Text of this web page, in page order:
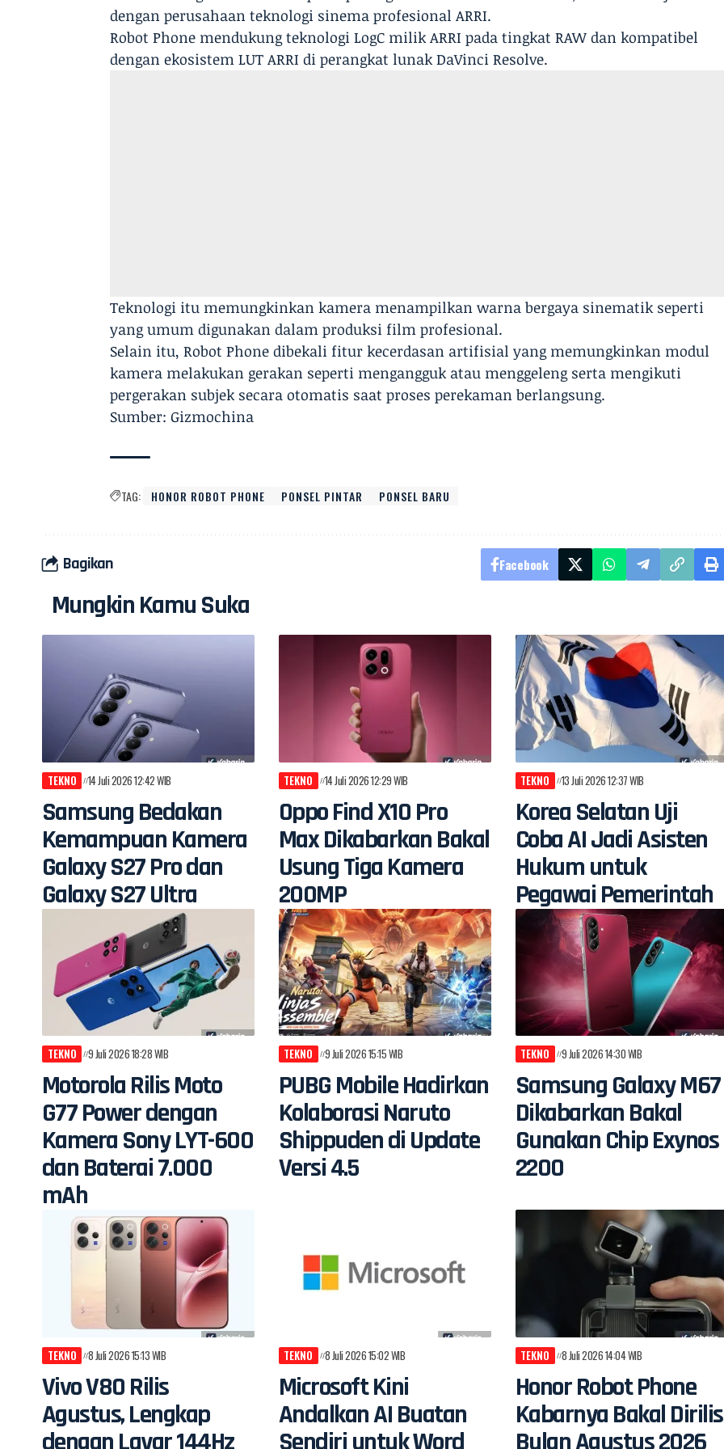
dengan perusahaan teknologi sinema profesional ARRI.
Robot Phone mendukung teknologi LogC milik ARRI pada tingkat RAW dan kompatibel
dengan ekosistem LUT ARRI di perangkat lunak DaVinci Resolve.
Teknologi itu memungkinkan kamera menampilkan warna bergaya sinematik seperti
yang umum digunakan dalam produksi film profesional.
Selain itu, Robot Phone dibekali fitur kecerdasan artifisial yang memungkinkan modul
kamera melakukan gerakan seperti mengangguk atau menggeleng serta mengikuti
pergerakan subjek secara otomatis saat proses perekaman berlangsung.
Sumber: Gizmochina
TAG: HONOR ROBOT PHONE PONSEL PINTAR PONSEL BARU
Bagikan Facebook
Mungkin Kamu Suka
TEKNO 14 Juli 2026 12:42 WIB
Samsung Bedakan
Kemampuan Kamera
Galaxy S27 Pro dan
Galaxy S27 Ultra
TEKNO 14 Juli 2026 12:29 WIB
Oppo Find X10 Pro
Max Dikabarkan Bakal
Usung Tiga Kamera
200MP
TEKNO 13 Juli 2026 12:37 WIB
Korea Selatan Uji
Coba AI Jadi Asisten
Hukum untuk
Pegawai Pemerintah
TEKNO 9 Juli 2026 18:28 WIB
Motorola Rilis Moto
G77 Power dengan
Kamera Sony LYT-600
dan Baterai 7.000
mAh
TEKNO 9 Juli 2026 15:15 WIB
PUBG Mobile Hadirkan
Kolaborasi Naruto
Shippuden di Update
Versi 4.5
TEKNO 9 Juli 2026 14:30 WIB
Samsung Galaxy M67
Dikabarkan Bakal
Gunakan Chip Exynos
2200
TEKNO 8 Juli 2026 15:13 WIB
Vivo V80 Rilis
Agustus, Lengkap
dengan Layar 144Hz
TEKNO 8 Juli 2026 15:02 WIB
Microsoft Kini
Andalkan AI Buatan
Sendiri untuk Word
TEKNO 8 Juli 2026 14:04 WIB
Honor Robot Phone
Kabarnya Bakal Dirilis
Bulan Agustus 2026